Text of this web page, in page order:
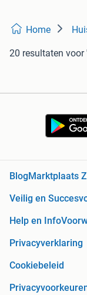
Home
20 resultaten voor
BlogMarktplaats
Veilig en
Help en Info
Privacyverklaring
Cookiebeleid